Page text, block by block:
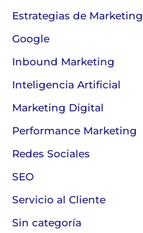
Estrategias de Marketing
Google
Inbound Marketing
Inteligencia Artificial
Marketing Digital
Performance Marketing
Redes Sociales
SEO
Servicio al Cliente
Sin categoría